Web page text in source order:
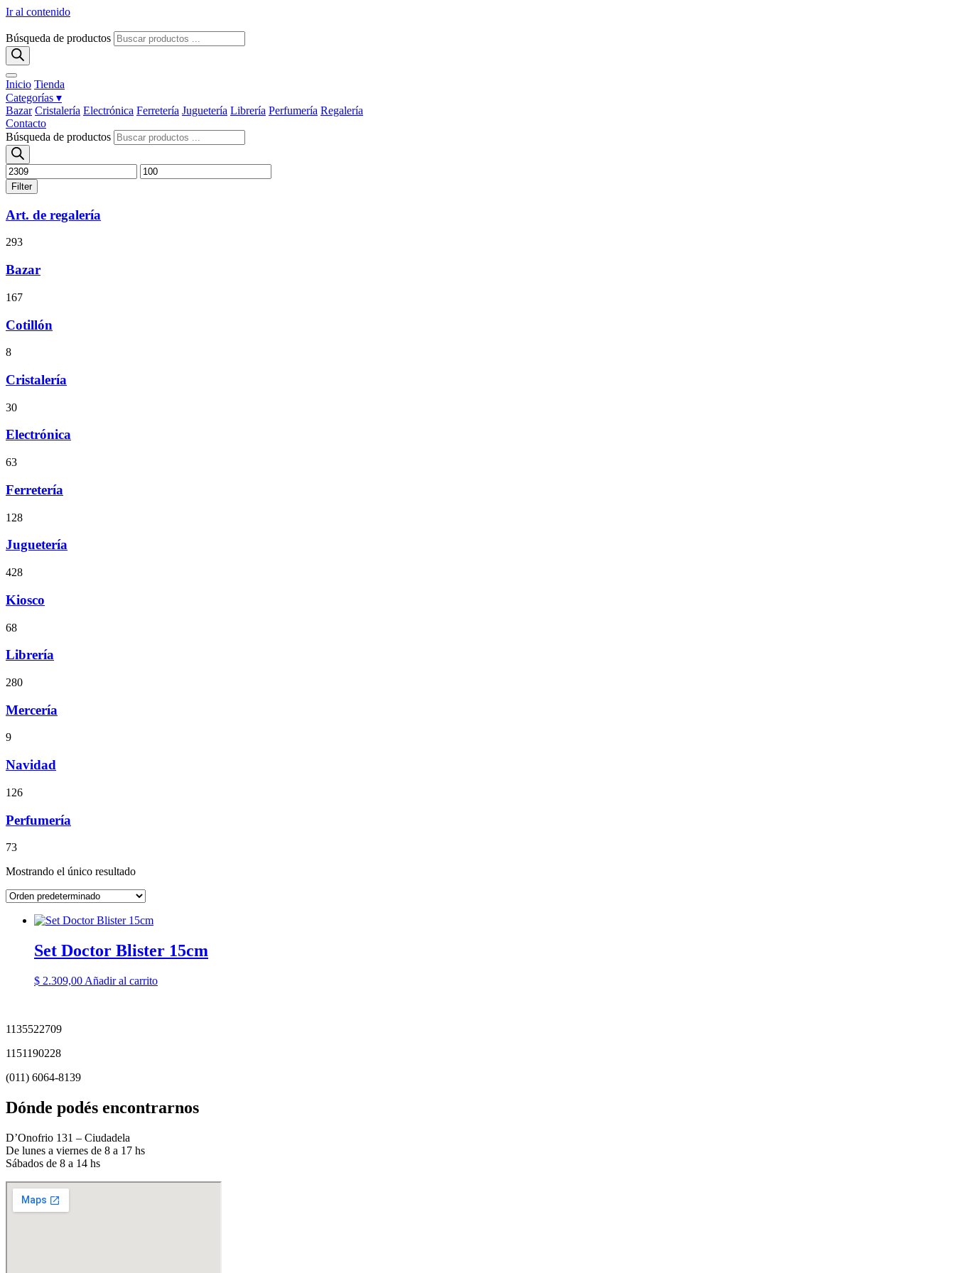
Ir al contenido
Búsqueda de productos
Inicio Tienda
Categorías ▾
Bazar Cristalería Electrónica Ferretería Juguetería Librería Perfumería Regalería
Contacto
Búsqueda de productos
Filter
Art. de regalería
293
Bazar
167
Cotillón
8
Cristalería
30
Electrónica
63
Ferretería
128
Juguetería
428
Kiosco
68
Librería
280
Mercería
9
Navidad
126
Perfumería
73
Mostrando el único resultado
Set Doctor Blister 15cm
$ 2.309,00 Añadir al carrito
1135522709
1151190228
(011) 6064-8139
Dónde podés encontrarnos
D’Onofrio 131 – Ciudadela
De lunes a viernes de 8 a 17 hs
Sábados de 8 a 14 hs